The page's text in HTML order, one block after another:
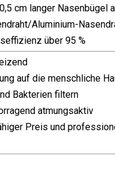
cm langer Nasenbügel
Aluminium-
über 95 %
auf die menschliche
Bakterien filtern
atmungsaktiv
Preis und